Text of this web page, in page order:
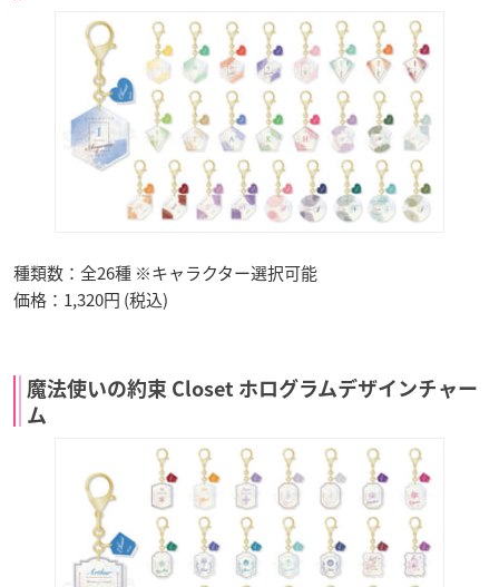
種類数：全26種 ※キャラクター選択可能
価格：1,320円 (税込)
魔法使いの約束 Closet ホログラムデザインチャー
ム